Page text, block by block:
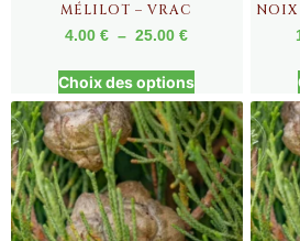
MÉLILOT – VRAC
4.00€ – 25.00€
Choix des options
NOIX